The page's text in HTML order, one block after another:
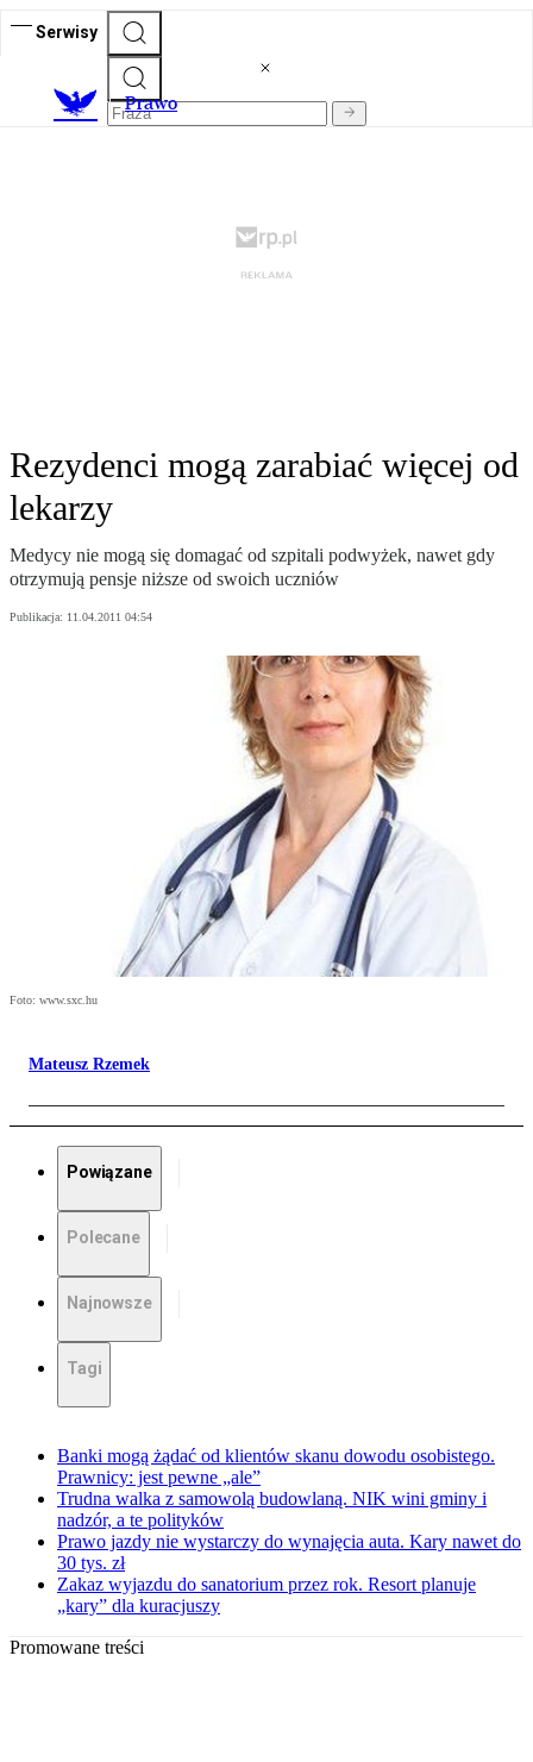
Serwisy
Prawo
Rezydenci mogą zarabiać więcej od
lekarzy
Medycy nie mogą się domagać od szpitali podwyżek, nawet gdy
otrzymują pensje niższe od swoich uczniów
Publikacja: 11.04.2011 04:54
Foto: www.sxc.hu
Mateusz Rzemek
Powiązane
Polecane
Najnowsze
Tagi
Banki mogą żądać od klientów skanu dowodu osobistego.
Prawnicy: jest pewne „ale”
Trudna walka z samowolą budowlaną. NIK wini gminy i
nadzór, a te polityków
Prawo jazdy nie wystarczy do wynajęcia auta. Kary nawet do
30 tys. zł
Zakaz wyjazdu do sanatorium przez rok. Resort planuje
„kary” dla kuracjuszy
Promowane treści